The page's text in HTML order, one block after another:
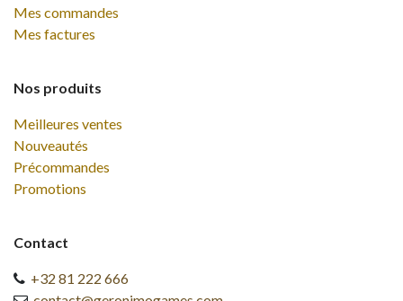
Mes commandes
Mes factures
Nos produits
Meilleures ventes
Nouveautés
Précommandes
Promotions
Contact
+32 81 222 666